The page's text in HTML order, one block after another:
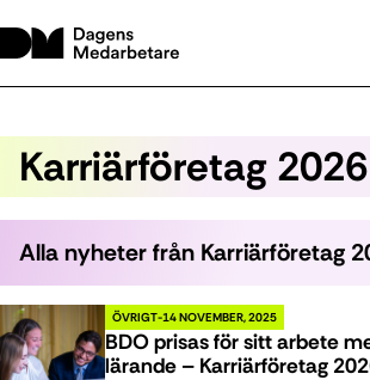
Karriärföretag 2026
Alla nyheter från Karriärföretag
ÖVRIGT 14 NOVEMBER, 2025
BDO prisas för sitt arbete
lärande – Karriärföretag